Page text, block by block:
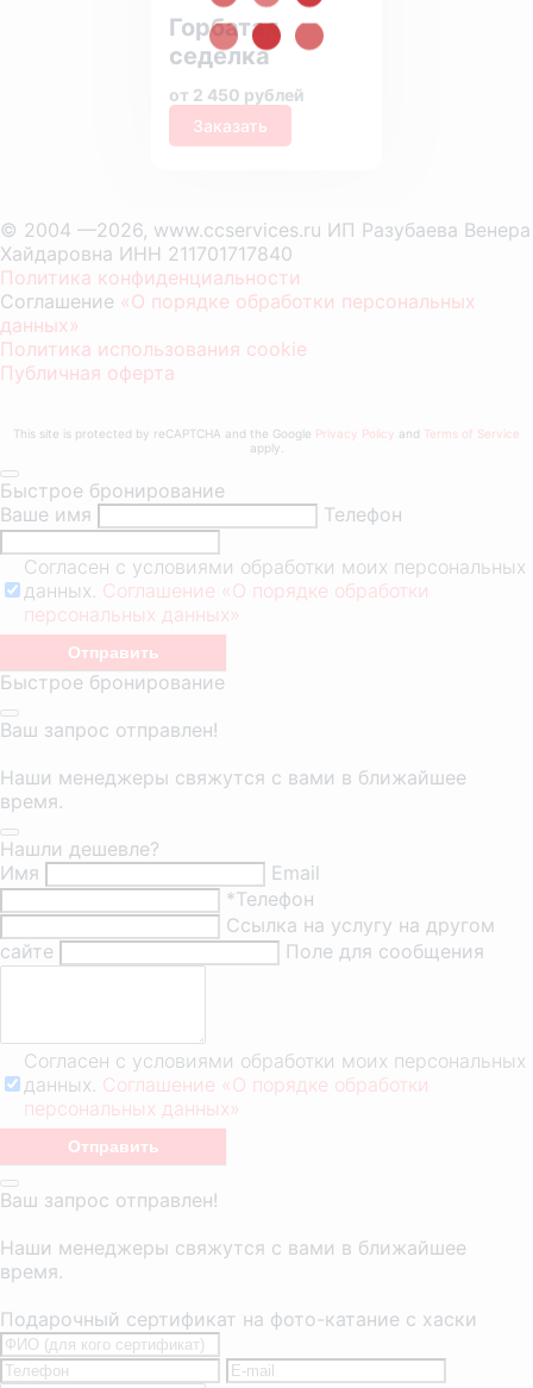
Горбатая
седелка
от 2 450 рублей
Заказать
© 2004 —2026, www.ccservices.ru ИП Разубаева Венера
Хайдаровна ИНН 211701717840
Политика конфиденциальности
Соглашение «О порядке обработки персональных
данных»
Политика использования cookie
Публичная оферта
This site is protected by reCAPTCHA and the Google Privacy Policy and Terms of Service
apply.
Быстрое бронирование
Ваше имя
Телефон
Согласен с условиями обработки моих персональных
данных. Соглашение «О порядке обработки
персональных данных»
Быстрое бронирование
Ваш запрос отправлен!
Наши менеджеры свяжутся с вами в ближайшее
время.
Нашли дешевле?
Имя
Email
*Телефон
Ссылка на услугу на другом
сайте
Поле для сообщения
Согласен с условиями обработки моих персональных
данных. Соглашение «О порядке обработки
персональных данных»
Ваш запрос отправлен!
Наши менеджеры свяжутся с вами в ближайшее
время.
Подарочный сертификат на фото-катание с хаски